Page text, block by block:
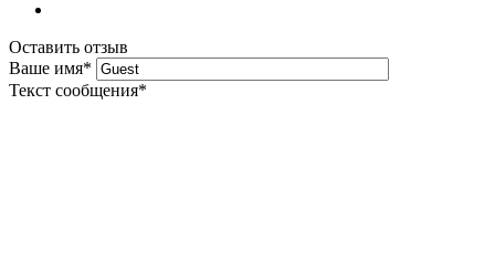
Оставить отзыв
Ваше имя*
Текст сообщения*